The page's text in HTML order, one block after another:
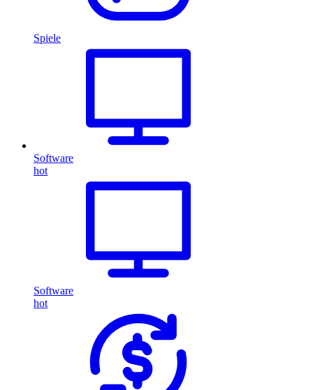
Spiele
Software
hot
Software
hot